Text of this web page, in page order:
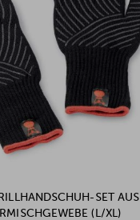
SET AUS
(L/XL)